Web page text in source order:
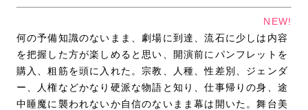
NEW!
何の予備知識のないまま、劇場に到達、流石に少しは内容
を把握した方が楽しめると思い、開演前にパンフレットを
購入、粗筋を頭に入れた。宗教、人種、性差別、ジェンダ
ー、人権などかなり硬派な物語と知り、仕事帰りの身、途
中睡魔に襲われないか自信のないまま幕は開いた。舞台美